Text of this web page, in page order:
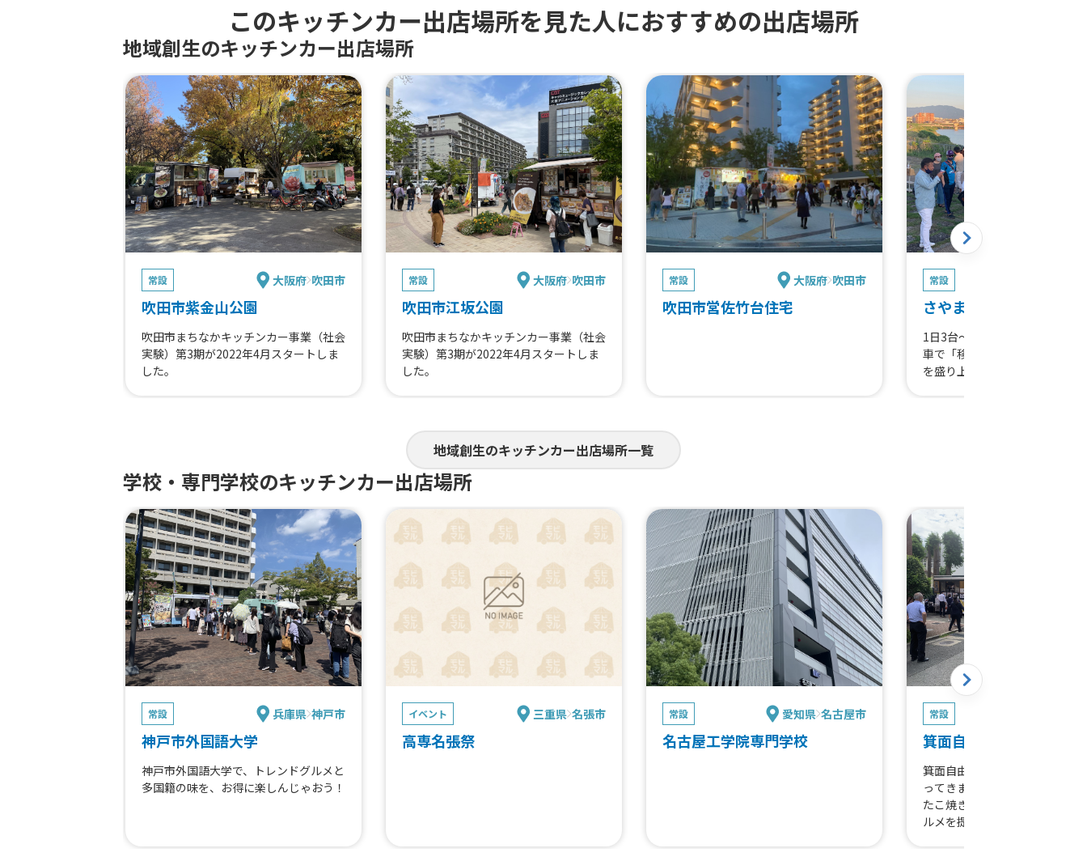
チョコソース、七夕期間限定！ミルキ
ーウェイかき氷、七夕セット、3種のじ
ゃがバター、厳選素材の特製カオマン
ガイ(企業様ランチ価格）、カオマンガ
イandトムヤムクンセット、トムヤムク
ン、特製！旨辛ヤンニョムチキン丼、
紫陽花かき氷、ソースで食す！！選べ
る6種のからあげ丼、選べる3種のソー
ス！ふわとろ卵の唐揚げ丼（にんにく
胡麻醤油、ゆず塩、おろしぽん酢）、
ビール、チュロスサンデー、枝豆、レ
モンスカッシュフロート、カラフルか
き氷レギュラーサイズ、デカ盛りかき
氷、いちごのミニパフェ、ワッフル＆
クリーム、数量限定品！魅惑のジャー
ヒーアイスティ）、果皮入りオリジナ
ルアイスレモンティー、いちごの満足
かき氷、学割！！Well cafe Bセット、
学割価格！Well cafe Aセット、ベリー
ソーダ、ハイボール、レモンサワー、
ホットコーヒー、ホットカフェオレ、
このキッチンカー出店場所を見た人におすすめの出店場所
地域創生のキッチンカー出店場所
常設 大阪府 吹田市
吹田市紫金山公園
吹田市まちなかキッチンカー事業（社会
実験）第3期が2022年4月スタートしま
した。
常設 大阪府 吹田市
吹田市江坂公園
吹田市まちなかキッチンカー事業（社会
実験）第3期が2022年4月スタートしま
した。
常設 大阪府 吹田市
吹田市営佐竹台住宅
常設
さやま池マルシェ
1日3台～5台のキッチンカーと
車で「移動マルシェ」を形成し
を盛り上げます！
地域創生のキッチンカー出店場所一覧
学校・専門学校のキッチンカー出店場所
常設 兵庫県 神戸市
神戸市外国語大学
神戸市外国語大学で、トレンドグルメと
多国籍の味を、お得に楽しんじゃおう！
イベント 三重県 名張市
高専名張祭
常設 愛知県 名古屋市
名古屋工学院専門学校
常設
箕面自由学園
箕面自由学園に待望のキッチン
ってきます！お手頃な価格の焼
たこ焼きなど、短時間で買える
ルメを提供予定です！午後の授